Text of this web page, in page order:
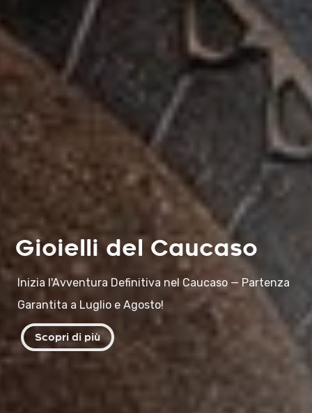
Gioielli del Caucaso
Inizia l'Avventura Definitiva nel Caucaso — Partenza
Garantita a Luglio e Agosto!
Scopri di più